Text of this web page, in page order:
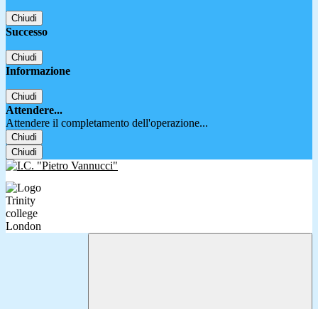
Chiudi
Successo
Chiudi
Informazione
Chiudi
Attendere...
Attendere il completamento dell'operazione...
Chiudi
Chiudi